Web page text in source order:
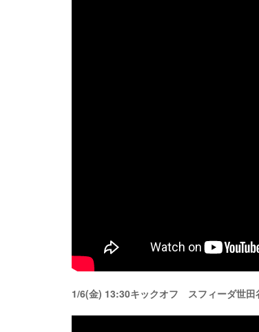
1/6(金) 13:30キックオフ スフィーダ世田